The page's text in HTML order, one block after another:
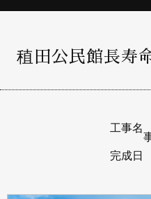
稙田公民館長寿
工事名
完成日